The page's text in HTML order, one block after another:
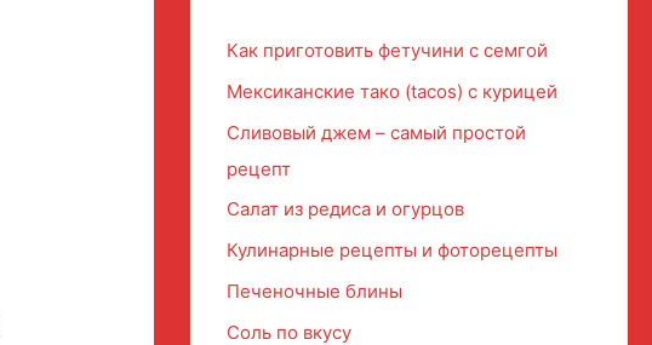
Как приготовить фетучини с семгой
Мексиканские тако (tacos) с курицей
Сливовый джем – самый простой
рецепт
Салат из редиса и огурцов
Кулинарные рецепты и фоторецепты
Печеночные блины
Соль по вкусу